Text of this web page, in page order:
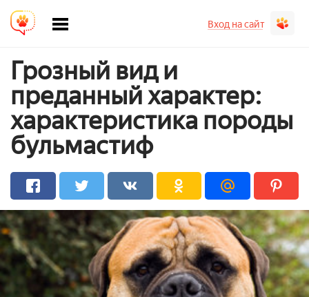
Вход на сайт
Грозный вид и
преданный характер:
характеристика породы
бульмастиф